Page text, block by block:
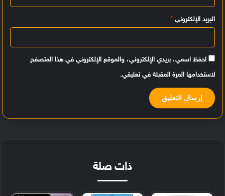
البريد الإلكتروني *
احفظ اسمي، بريدي الإلكتروني، والموقع الإلكتروني في هذا المتصفح
لاستخدامها المرة المقبلة في تعليقي.
ذات صلة